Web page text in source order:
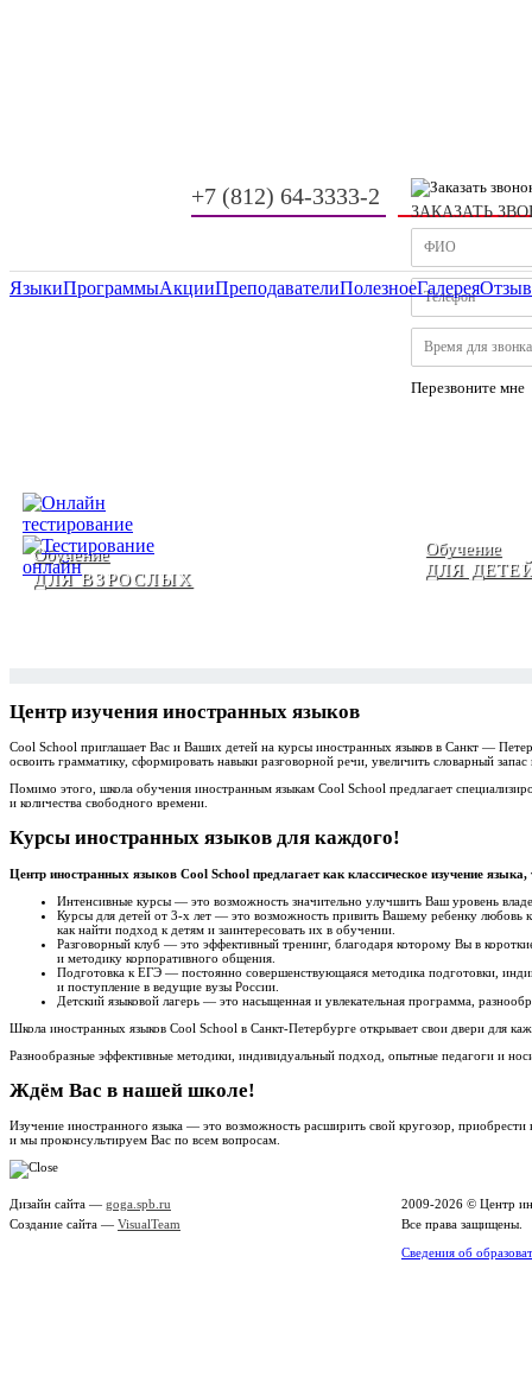
+7 (812) 64-3333-2
ЗАКАЗАТЬ
Перезвоните мне
-
ЯзыкиПрограммыАкцииПреподавателиПолезноеГалерея
Обучение
ДЛЯ ВЗРОСЛЫХ
Обучение
ДЛЯ
Дизайн сайта — goga.spb.ru
Создание сайта — VisualTeam
2009-2026 © Центр
Центр изучения иностранных языков
Cool School приглашает Вас и Ваших детей на курсы иностранных языков в Санкт —
освоить грамматику, сформировать навыки разговорной речи, увеличить словарный
Помимо этого, школа обучения иностранным языкам Cool School предлагает
и количества свободного времени.
Курсы иностранных языков для каждого!
Центр иностранных языков Cool School предлагает как классическое изучение
Интенсивные курсы — это возможность значительно улучшить Ваш уровень
Курсы для детей от 3-х лет — это возможность привить Вашему ребенку любовь
как найти подход к детям и заинтересовать их в обучении.
Разговорный клуб — это эффективный тренинг, благодаря которому Вы в
и методику корпоративного общения.
Подготовка к ЕГЭ — постоянно совершенствующаяся методика подготовки,
и поступление в ведущие вузы России.
Детский языковой лагерь — это насыщенная и увлекательная программа,
Школа иностранных языков Cool School в Санкт-Петербурге открывает свои двери для
Разнообразные эффективные методики, индивидуальный подход, опытные педагоги и
Ждём Вас в нашей школе!
Изучение иностранного языка — это возможность расширить свой кругозор,
и мы проконсультируем Вас по всем вопросам.
Все права защищены.
Сведения об